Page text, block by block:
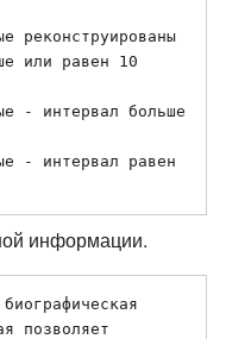
или равен 10
информации.
позволяет